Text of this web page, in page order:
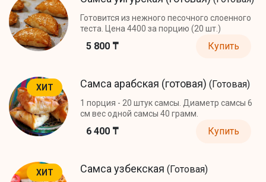
Готовится из нежного песочного слоенного
теста. Цена 4400 за порцию (20 шт.)
5 800 ₸ Купить
ХИТ Самса арабская (готовая) (Готовая)
1 порция - 20 штук самсы. Диаметр самсы 6
см вес одной самсы 40 грамм.
6 400 ₸ Купить
ХИТ Самса узбекская (Готовая)